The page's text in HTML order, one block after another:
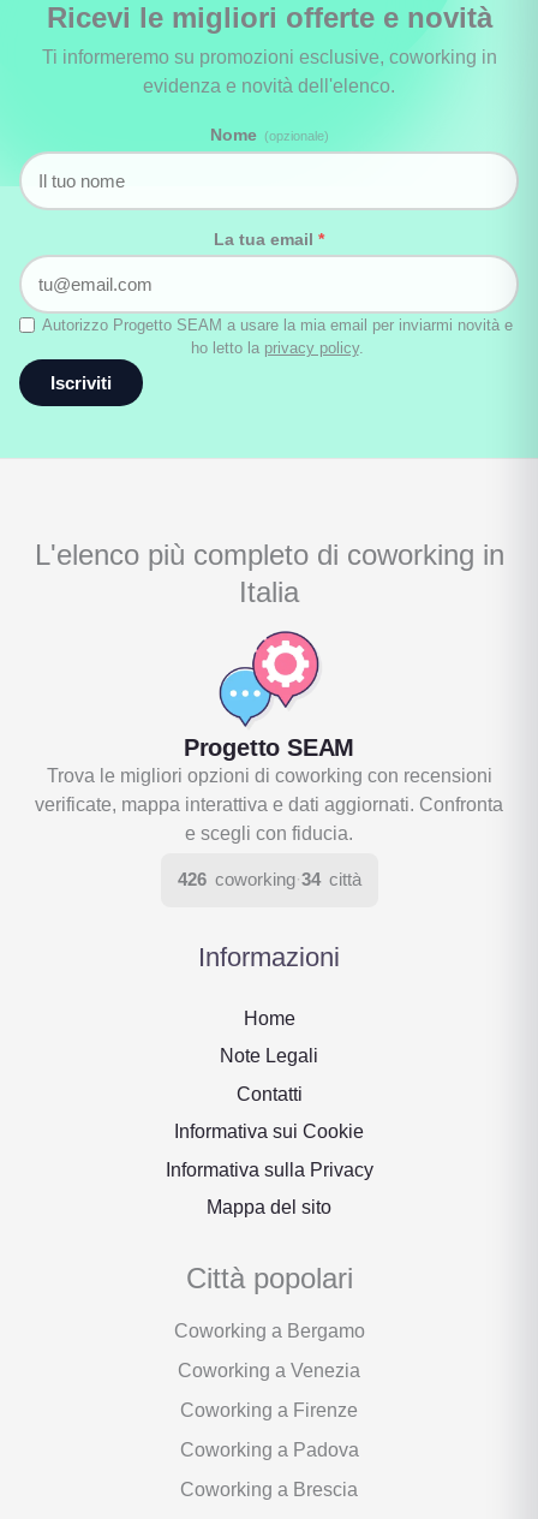
Ricevi le migliori offerte e novità
Ti informeremo su promozioni esclusive, coworking in
evidenza e novità dell'elenco.
Nome (opzionale)
La tua email *
Autorizzo Progetto SEAM a usare la mia email per inviarmi novità e
ho letto la privacy policy.
Iscriviti
L'elenco più completo di coworking in
Italia
Progetto SEAM
Trova le migliori opzioni di coworking con recensioni
verificate, mappa interattiva e dati aggiornati. Confronta
e scegli con fiducia.
426 coworking·34 città
Informazioni
Home
Note Legali
Contatti
Informativa sui Cookie
Informativa sulla Privacy
Mappa del sito
Città popolari
Coworking a Bergamo
Coworking a Venezia
Coworking a Firenze
Coworking a Padova
Coworking a Brescia